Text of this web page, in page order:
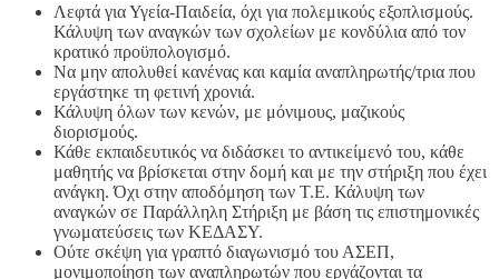
Λεφτά για Υγεία-Παιδεία, όχι για πολεμικούς εξοπλισμούς.
Κάλυψη των αναγκών των σχολείων με κονδύλια από τον
κρατικό προϋπολογισμό.
Να μην απολυθεί κανένας και καμία αναπληρωτής/τρια που
εργάστηκε τη φετινή χρονιά.
Κάλυψη όλων των κενών, με μόνιμους, μαζικούς
διορισμούς.
Κάθε εκπαιδευτικός να διδάσκει το αντικείμενό του, κάθε
μαθητής να βρίσκεται στην δομή και με την στήριξη που έχει
ανάγκη. Όχι στην αποδόμηση των Τ.Ε. Κάλυψη των
αναγκών σε Παράλληλη Στήριξη με βάση τις επιστημονικές
γνωματεύσεις των ΚΕΔΑΣΥ.
Ούτε σκέψη για γραπτό διαγωνισμό του ΑΣΕΠ,
μονιμοποίηση των αναπληρωτών που εργάζονται τα